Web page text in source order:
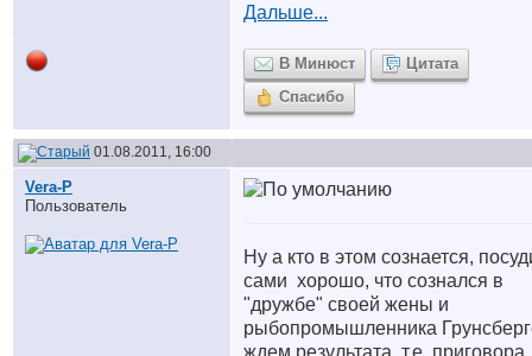
Дальше...
В Минюст
Цитата
Спасибо
01.08.2011, 16:00
Vera-P
Пользователь
Ну а кто в этом сознается,
сами хорошо, что сознался в
"дружбе" своей жены и
рыбопромышленника
ждем результата, т.е. приговора